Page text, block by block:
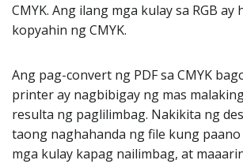
CMYK. Ang ilang mga kulay sa RGB ay
kopyahin ng CMYK.
Ang pag-convert ng PDF sa CMYK
printer ay nagbibigay ng mas
resulta ng paglilimbag. Nakikita ng
taong naghahanda ng file kung
mga kulay kapag nailimbag, at